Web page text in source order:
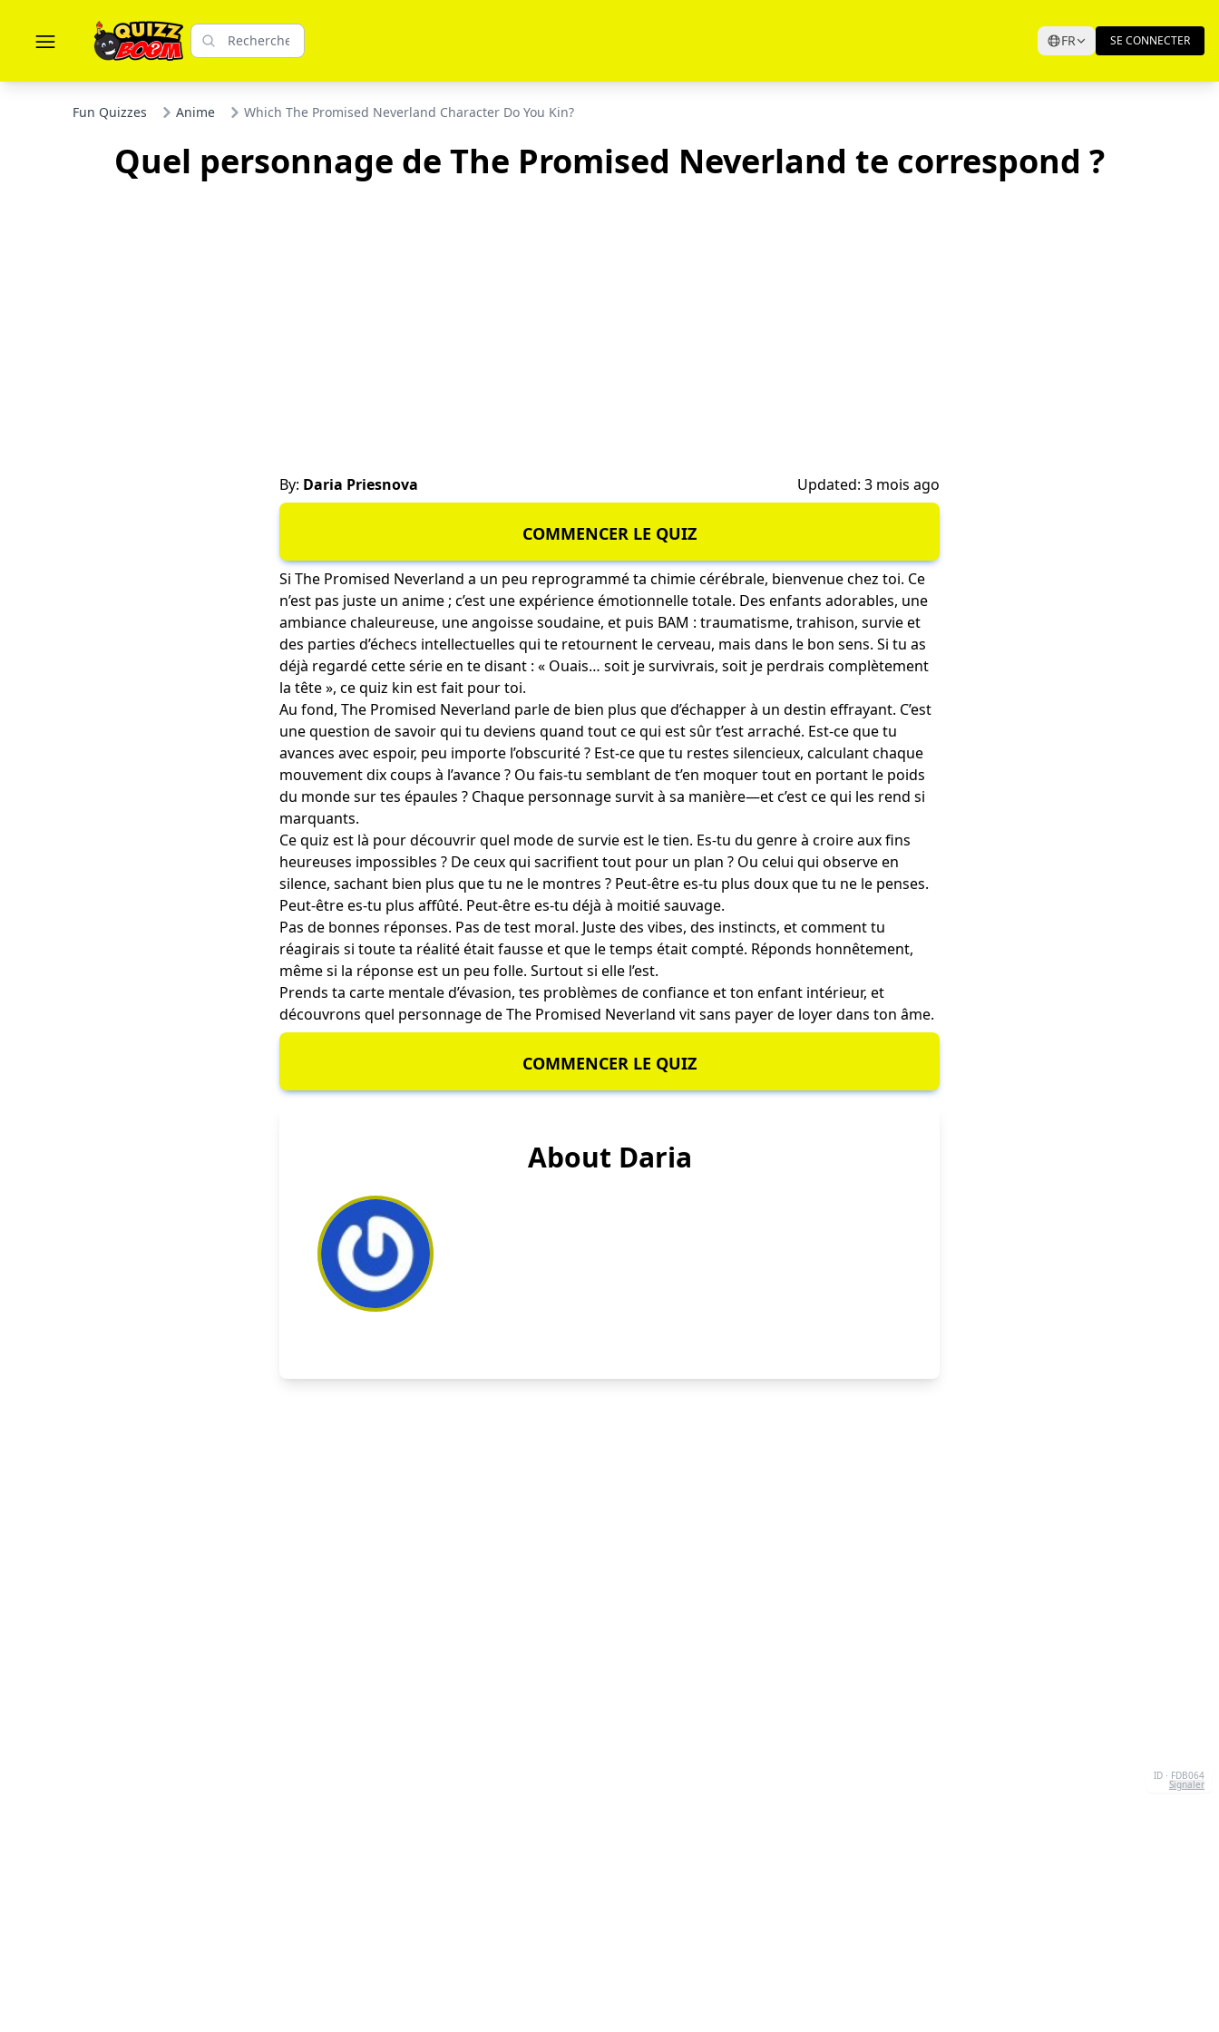
FR SE CONNECTER
Fun Quizzes Anime Which The Promised Neverland Character Do You Kin?
Quel personnage de The Promised Neverland te correspond ?
By: Daria Priesnova Updated: 3 mois ago
COMMENCER LE QUIZ
Si The Promised Neverland a un peu reprogrammé ta chimie cérébrale, bienvenue chez toi. Ce
n’est pas juste un anime ; c’est une expérience émotionnelle totale. Des enfants adorables, une
ambiance chaleureuse, une angoisse soudaine, et puis BAM : traumatisme, trahison, survie et
des parties d’échecs intellectuelles qui te retournent le cerveau, mais dans le bon sens. Si tu as
déjà regardé cette série en te disant : « Ouais… soit je survivrais, soit je perdrais complètement
la tête », ce quiz kin est fait pour toi.
Au fond, The Promised Neverland parle de bien plus que d’échapper à un destin effrayant. C’est
une question de savoir qui tu deviens quand tout ce qui est sûr t’est arraché. Est-ce que tu
avances avec espoir, peu importe l’obscurité ? Est-ce que tu restes silencieux, calculant chaque
mouvement dix coups à l’avance ? Ou fais-tu semblant de t’en moquer tout en portant le poids
du monde sur tes épaules ? Chaque personnage survit à sa manière—et c’est ce qui les rend si
marquants.
Ce quiz est là pour découvrir quel mode de survie est le tien. Es-tu du genre à croire aux fins
heureuses impossibles ? De ceux qui sacrifient tout pour un plan ? Ou celui qui observe en
silence, sachant bien plus que tu ne le montres ? Peut-être es-tu plus doux que tu ne le penses.
Peut-être es-tu plus affûté. Peut-être es-tu déjà à moitié sauvage.
Pas de bonnes réponses. Pas de test moral. Juste des vibes, des instincts, et comment tu
réagirais si toute ta réalité était fausse et que le temps était compté. Réponds honnêtement,
même si la réponse est un peu folle. Surtout si elle l’est.
Prends ta carte mentale d’évasion, tes problèmes de confiance et ton enfant intérieur, et
découvrons quel personnage de The Promised Neverland vit sans payer de loyer dans ton âme.
COMMENCER LE QUIZ
About Daria
ID · FDB064
Signaler